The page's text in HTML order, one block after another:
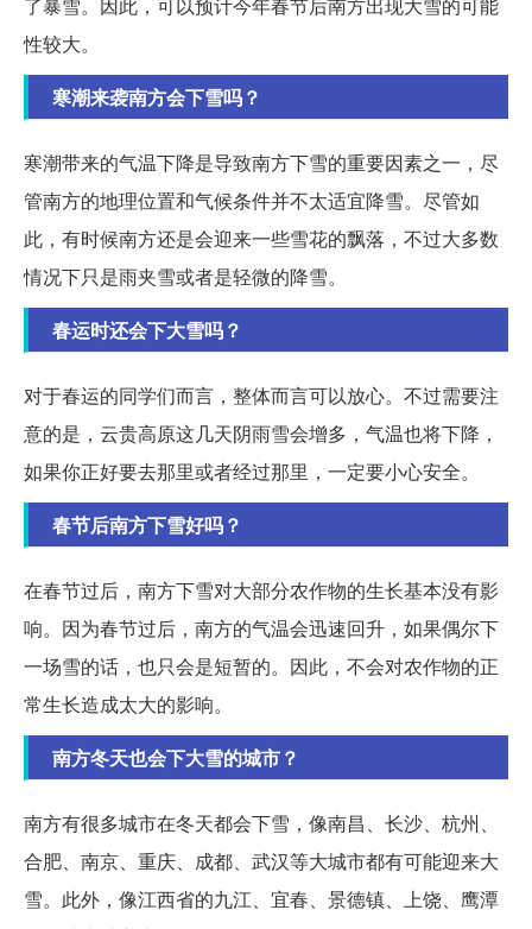
性较大。
寒潮来袭南方会下雪吗？
寒潮带来的气温下降是导致南方下雪的重要因素之一，尽
管南方的地理位置和气候条件并不太适宜降雪。尽管如
此，有时候南方还是会迎来一些雪花的飘落，不过大多数
情况下只是雨夹雪或者是轻微的降雪。
春运时还会下大雪吗？
对于春运的同学们而言，整体而言可以放心。不过需要注
意的是，云贵高原这几天阴雨雪会增多，气温也将下降，
如果你正好要去那里或者经过那里，一定要小心安全。
春节后南方下雪好吗？
在春节过后，南方下雪对大部分农作物的生长基本没有影
响。因为春节过后，南方的气温会迅速回升，如果偶尔下
一场雪的话，也只会是短暂的。因此，不会对农作物的正
常生长造成太大的影响。
南方冬天也会下大雪的城市？
南方有很多城市在冬天都会下雪，像南昌、长沙、杭州、
合肥、南京、重庆、成都、武汉等大城市都有可能迎来大
雪。此外，像江西省的九江、宜春、景德镇、上饶、鹰潭